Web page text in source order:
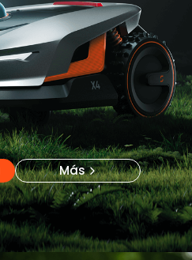
Más
Más